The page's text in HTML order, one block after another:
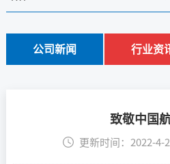
公司新闻 行业资
致敬中国
更新时间：2022-4-